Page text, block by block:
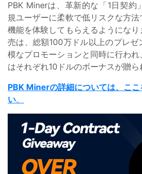
PBK Minerは、革新的な「1日契約
規ユーザーに柔軟で低リスクな方
機能を体験してもらえるようにな
売は、総額100万ドル以上のプレゼ
模なプロモーションと同時に行わ
はそれぞれ10ドルのボーナスが贈ら
PBK Minerの詳細については、こ
い。